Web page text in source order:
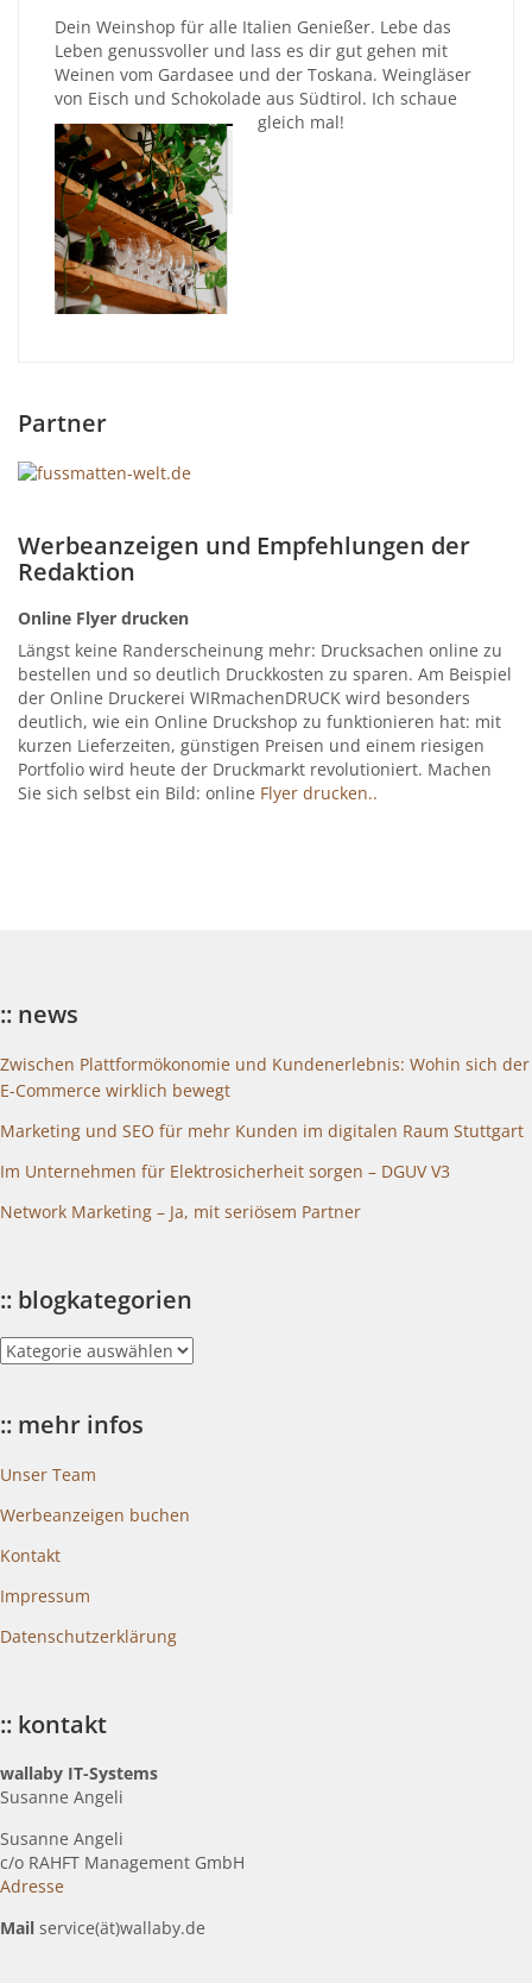
Dein Weinshop für alle Italien Genießer. Lebe das
Leben genussvoller und lass es dir gut gehen mit
Weinen vom Gardasee und der Toskana. Weingläser
von Eisch und Schokolade aus Südtirol. Ich schaue
gleich mal!
Partner
Werbeanzeigen und Empfehlungen der
Redaktion
Online Flyer drucken
Längst keine Randerscheinung mehr: Drucksachen online zu
bestellen und so deutlich Druckkosten zu sparen. Am Beispiel
der Online Druckerei WIRmachenDRUCK wird besonders
deutlich, wie ein Online Druckshop zu funktionieren hat: mit
kurzen Lieferzeiten, günstigen Preisen und einem riesigen
Portfolio wird heute der Druckmarkt revolutioniert. Machen
Sie sich selbst ein Bild: online Flyer drucken..
:: news
Zwischen Plattformökonomie und Kundenerlebnis: Wohin sich der
E-Commerce wirklich bewegt
Marketing und SEO für mehr Kunden im digitalen Raum Stuttgart
Im Unternehmen für Elektrosicherheit sorgen – DGUV V3
Network Marketing – Ja, mit seriösem Partner
:: blogkategorien
::
blogkategorien
:: mehr infos
Unser Team
Werbeanzeigen buchen
Kontakt
Impressum
Datenschutzerklärung
:: kontakt
wallaby IT-Systems
Susanne Angeli
Susanne Angeli
c/o RAHFT Management GmbH
Adresse
Mail service(ät)wallaby.de